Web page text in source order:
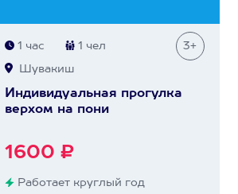
1 час 1 чел 3+
Шувакиш
Индивидуальная прогулка
верхом на пони
1600 ₽
Работает круглый год